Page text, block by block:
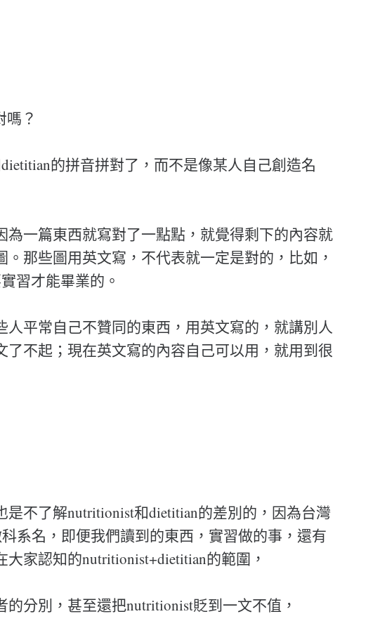
嗎？
的拼音拼對了，而不是像某人自己創造名
為一篇東西就寫對了一點點，就覺得剩下的內容就
那些圖用英文寫，不代表就一定是對的，比如，
習才能畢業的。
人平常自己不贊同的東西，用英文寫的，就講別人
了不起；現在英文寫的內容自己可以用，就用到很
是不了解nutritionist和dietitian的差別的，因為台灣
系名，即便我們讀到的東西，實習做的事，還有
家認知的nutritionist+dietitian的範圍，
分別，甚至還把nutritionist貶到一文不值，